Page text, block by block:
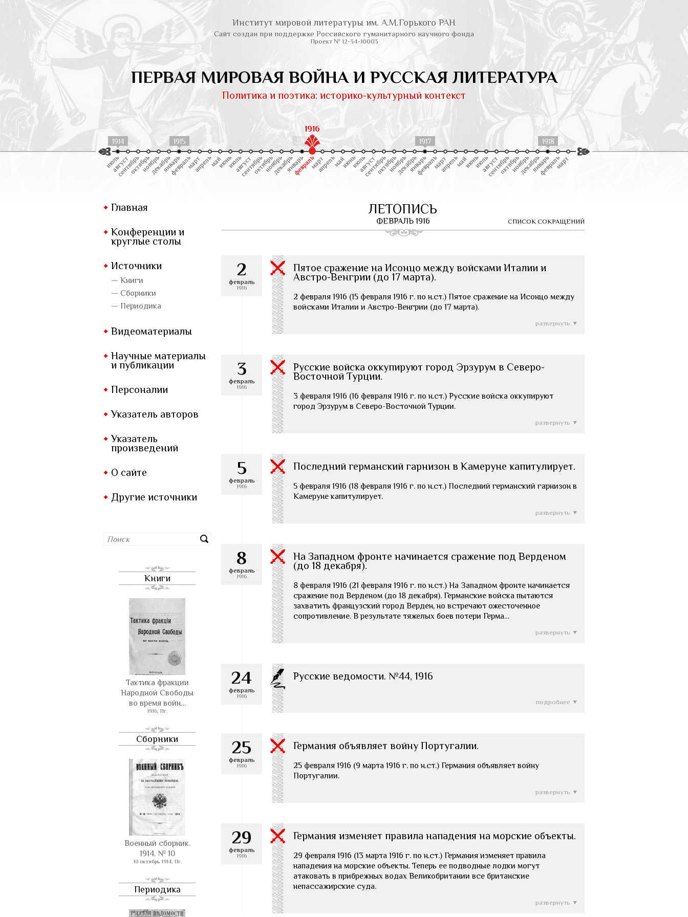
Институт мировой литературы им. А.М.Горького РАН
Сайт создан при поддержке Российского гуманитарного научного фонда
Проект № 12-34-10003
ПЕРВАЯ МИРОВАЯ ВОЙНА И РУССКАЯ ЛИТЕРАТУРА
Политика и поэтика: историко-культурный контекст
1914 1915 1916 1917 1918
1916
Главная
Конференции и
круглые столы
Источники
— Книги
— Сборники
— Периодика
Видеоматериалы
Научные материалы
и публикации
Персоналии
Указатель авторов
Указатель
произведений
О сайте
Другие источники
Книги
Тактика фракции
Народной Свободы
во время войн…
1916, Пг.
Сборники
Военный сборник.
1914. № 10
10 октябрь 1914, Пг.
Периодика
СПИСОК СОКРАЩЕНИЙ
ЛЕТОПИСЬ
ФЕВРАЛЬ 1916
2
февраль
1916
Пятое сражение на Исонцо между войсками Италии и
Австро-Венгрии (до 17 марта).
2 февраля 1916 (15 февраля 1916 г. по н.ст.) Пятое сражение на Исонцо между
войсками Италии и Австро-Венгрии (до 17 марта).
развернуть
3
февраль
1916
Русские войска оккупируют город Эрзурум в Северо-
Восточной Турции.
3 февраля 1916 (16 февраля 1916 г. по н.ст.) Русские войска оккупируют
город Эрзурум в Северо-Восточной Турции.
развернуть
5
февраль
1916
Последний германский гарнизон в Камеруне капитулирует.
5 февраля 1916 (18 февраля 1916 г. по н.ст.) Последний германский гарнизон в
Камеруне капитулирует.
развернуть
8
февраль
1916
На Западном фронте начинается сражение под Верденом
(до 18 декабря).
8 февраля 1916 (21 февраля 1916 г. по н.ст.) На Западном фронте начинается
сражение под Верденом (до 18 декабря). Германские войска пытаются
захватить французский город Верден, но встречают ожесточенное
сопротивление. В результате тяжелых боев потери Герма…
развернуть
24
февраль
1916
Русские ведомости. №44, 1916
подробнее
25
февраль
1916
Германия объявляет войну Португалии.
25 февраля 1916 (9 марта 1916 г. по н.ст.) Германия объявляет войну
Португалии.
развернуть
29
февраль
1916
Германия изменяет правила нападения на морские объекты.
29 февраля 1916 (13 марта 1916 г. по н.ст.) Германия изменяет правила
нападения на морские объекты. Теперь ее подводные лодки могут
атаковать в прибрежных водах Великобритании все британские
непассажирские суда.
развернуть